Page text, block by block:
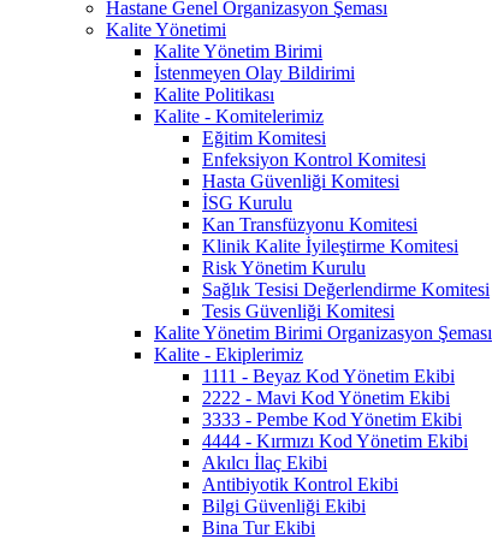
Hastane Genel Organizasyon Şeması
Kalite Yönetimi
Kalite Yönetim Birimi
İstenmeyen Olay Bildirimi
Kalite Politikası
Kalite - Komitelerimiz
Eğitim Komitesi
Enfeksiyon Kontrol Komitesi
Hasta Güvenliği Komitesi
İSG Kurulu
Kan Transfüzyonu Komitesi
Klinik Kalite İyileştirme Komitesi
Risk Yönetim Kurulu
Sağlık Tesisi Değerlendirme Komitesi
Tesis Güvenliği Komitesi
Kalite Yönetim Birimi Organizasyon Şeması
Kalite - Ekiplerimiz
1111 - Beyaz Kod Yönetim Ekibi
2222 - Mavi Kod Yönetim Ekibi
3333 - Pembe Kod Yönetim Ekibi
4444 - Kırmızı Kod Yönetim Ekibi
Akılcı İlaç Ekibi
Antibiyotik Kontrol Ekibi
Bilgi Güvenliği Ekibi
Bina Tur Ekibi